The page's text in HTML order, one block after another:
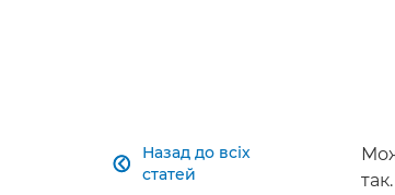
Назад до всіх
статей
